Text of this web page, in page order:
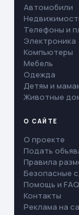
Автомобили
Телефоны и
Электроника
Компьютеры
Мебель
Одежда
Детям и
Животные
О САЙТЕ
О проекте
Подать
Правила
Безопасные
Помощь и FAQ
Контакты
Реклама на